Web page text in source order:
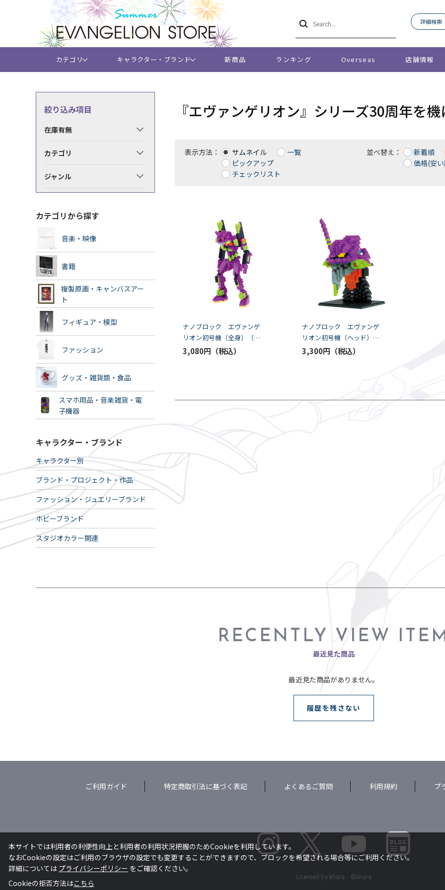
詳細検索
カテゴリ キャラクター・ブランド 新商品 ランキング Overseas 店舗情報
絞り込み項目
在庫有無
カテゴリ
ジャンル
カテゴリから探す
音楽・映像
書籍
複製原画・キャンバスアー
ト
フィギュア・模型
ファッション
グッズ・雑貨類・食品
スマホ用品・音楽雑貨・電
子機器
キャラクター・ブランド
キャラクター別
ブランド・プロジェクト・作品
ファッション・ジュエリーブランド
ホビーブランド
スタジオカラー関連
『エヴァンゲリオン』シリーズ30周年を
表示方法： サムネイル
一覧
ピックアップ
チェックリスト
並べ替え：
新着順
価格(安
ナノブロック エヴァンゲ
リオン初号機（全身）（カ
ワダ） [お届け予定：2026年
9月]
3,080円
ナノブロック エヴァンゲ
リオン初号機（ヘッド）
（カワダ） [お届け予定：
2026年9月]
3,300円
RECENTLY VIEW
最近見た商品
最近見た商品がありません。
履歴を残さない
ご利用ガイド 特定商取引法に基づく表記 よくあるご質問 利用規約 プ
Licensed by khara ©khara
本サイトでは利用者の利便性向上と利用者の利用状況把握のためCookieを利用しています。
なおCookieの設定はご利用のブラウザの設定でも変更することができますので、ブロックを希望される場合等にご利用ください。
詳細については プライバシーポリシー をご確認ください。
Cookieの拒否方法はこちら